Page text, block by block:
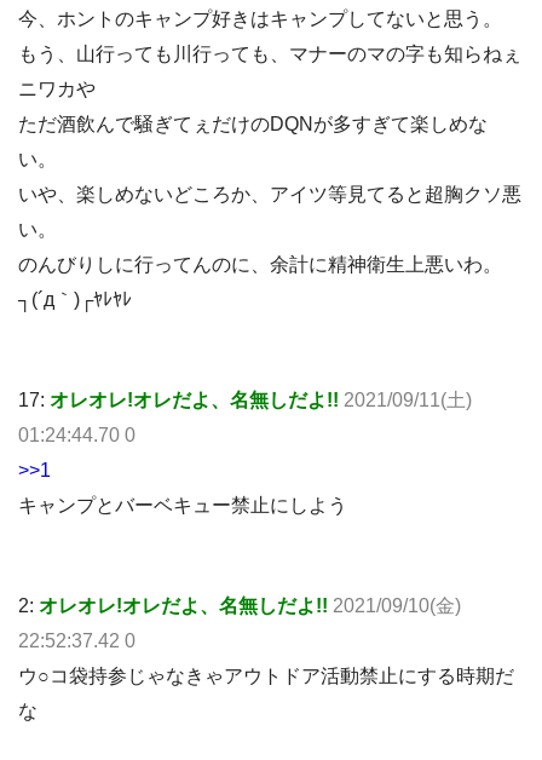
今、ホントのキャンプ好きはキャンプしてないと思う。
もう、山行っても川行っても、マナーのマの字も知らねぇ
ニワカや
ただ酒飲んで騒ぎてぇだけのDQNが多すぎて楽しめな
い。
いや、楽しめないどころか、アイツ等見てると超胸クソ悪
い。
のんびりしに行ってんのに、余計に精神衛生上悪いわ。
┐(´д｀)┌ﾔﾚﾔﾚ
17: オレオレ!オレだよ、名無しだよ!! 2021/09/11(土)
01:24:44.70 0
>>1
キャンプとバーベキュー禁止にしよう
2: オレオレ!オレだよ、名無しだよ!! 2021/09/10(金)
22:52:37.42 0
ウ○コ袋持参じゃなきゃアウトドア活動禁止にする時期だ
な